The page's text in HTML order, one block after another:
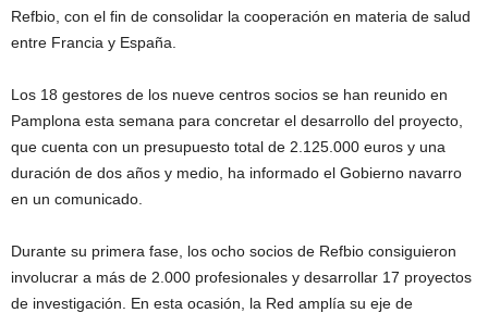
Refbio, con el fin de consolidar la cooperación en materia de salud
entre Francia y España.
Los 18 gestores de los nueve centros socios se han reunido en
Pamplona esta semana para concretar el desarrollo del proyecto,
que cuenta con un presupuesto total de 2.125.000 euros y una
duración de dos años y medio, ha informado el Gobierno navarro
en un comunicado.
Durante su primera fase, los ocho socios de Refbio consiguieron
involucrar a más de 2.000 profesionales y desarrollar 17 proyectos
de investigación. En esta ocasión, la Red amplía su eje de